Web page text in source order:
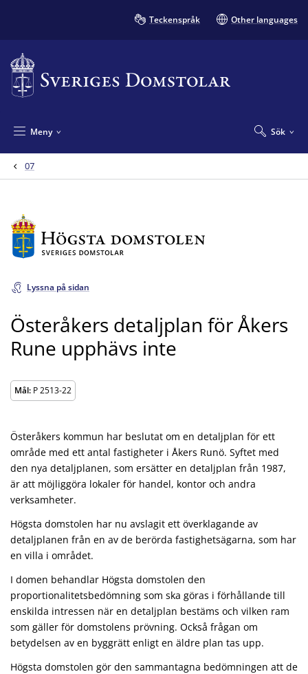
Teckenspråk Other languages
Sök
Meny
07
Lyssna på sidan
Österåkers detaljplan för Åkers
Rune upphävs inte
Mål: P 2513-22
Österåkers kommun har beslutat om en detaljplan för ett
område med ett antal fastigheter i Åkers Runö. Syftet med
den nya detaljplanen, som ersätter en detaljplan från 1987,
är att möjliggöra lokaler för handel, kontor och andra
verksamheter.
Högsta domstolen har nu avslagit ett överklagande av
detaljplanen från en av de berörda fastighetsägarna, som har
en villa i området.
I domen behandlar Högsta domstolen den
proportionalitetsbedömning som ska göras i förhållande till
enskilda intressen när en detaljplan bestäms och vilken ram
som gäller för domstolens prövning. Också frågan om
betydelsen av en byggrätt enligt en äldre plan tas upp.
Högsta domstolen gör den sammantagna bedömningen att de